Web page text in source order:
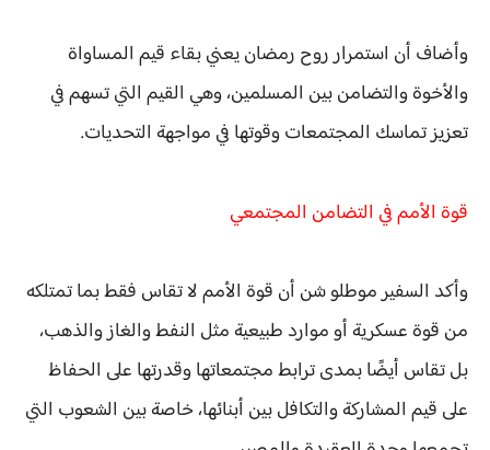
وأضاف أن استمرار روح رمضان يعني بقاء قيم المساواة
والأخوة والتضامنبين المسلمين، وهي القيم التي تسهم في
تعزيز تماسك المجتمعات وقوتها في مواجهة التحديات.
قوة الأمم في التضامن المجتمعي
وأكد السفير موطلو شن أن قوة الأمم لا تقاس فقط بما تمتلكه
من قوة عسكرية أو موارد طبيعيةمثل النفط والغاز والذهب،
بل تقاس أيضًا بمدى ترابط مجتمعاتها وقدرتها على الحفاظ
على قيم المشاركة والتكافل بين أبنائها، خاصة بين الشعوب التي